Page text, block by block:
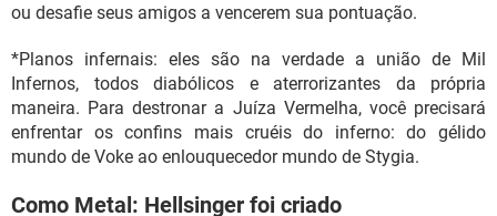
ou desafie seus amigos a vencerem sua pontuação.
*Planos infernais: eles são na verdade a união de Mil
Infernos, todos diabólicos e aterrorizantes da própria
maneira. Para destronar a Juíza Vermelha, você precisará
enfrentar os confins mais cruéis do inferno: do gélido
mundo de Voke ao enlouquecedor mundo de Stygia.
Como Metal: Hellsinger foi criado